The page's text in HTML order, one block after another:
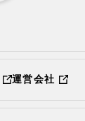
運営会社